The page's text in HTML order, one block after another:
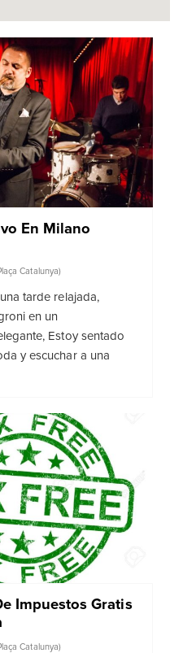
En Milano
Catalunya)
tarde relajada,
en un
Estoy sentado
y escuchar a una
Impuestos Gratis
Catalunya)